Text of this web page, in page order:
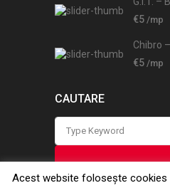
€5 /mp
Chibro
€5 /mp
CAUTARE
for:
Acest website folosește cookies